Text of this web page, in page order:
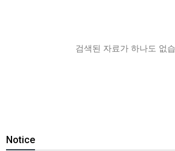
검색된 자료가 하나도 없
Notice